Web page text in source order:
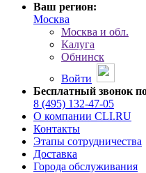
Ваш регион:
Москва
Москва и обл.
Калуга
Обнинск
Войти
Бесплатный звонок
8 (495) 132-47-05
О компании CLI.RU
Контакты
Этапы сотрудничества
Доставка
Города обслуживания